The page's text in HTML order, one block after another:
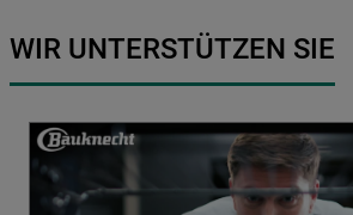
WIR UNTERSTÜTZEN SIE